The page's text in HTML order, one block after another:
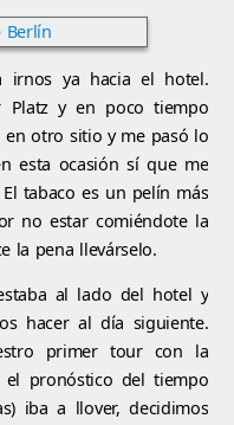
irnos ya hacia el hotel.
Platz y en poco tiempo
en otro sitio y me pasó lo
esta ocasión sí que me
tabaco es un pelín más
no estar comiéndote la
la pena llevárselo.
al lado del hotel y
hacer al día siguiente.
primer tour con la
el pronóstico del tiempo
iba a llover, decidimos